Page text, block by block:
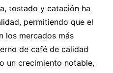
tostado y catación ha
permitiendo que el
los mercados más
de café de calidad
un crecimiento notable,